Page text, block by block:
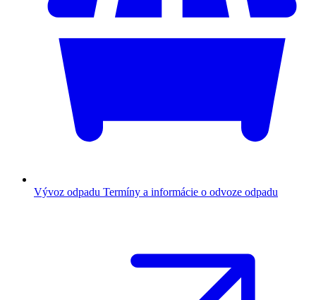
Vývoz odpadu Termíny a informácie o odvoze odpadu